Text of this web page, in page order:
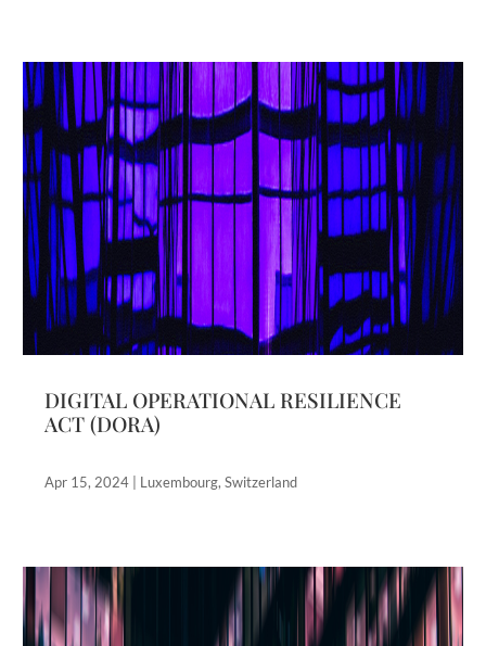
DIGITAL OPERATIONAL RESILIENCE
ACT (DORA)
Apr 15, 2024 Luxembourg,Switzerland